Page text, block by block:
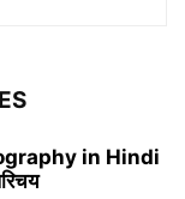
in Hindi